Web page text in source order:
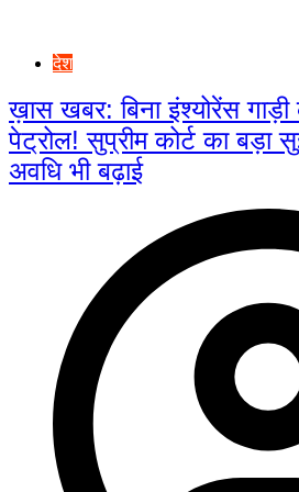
देश
ख़ास खबर: बिना इंश्योरेंस गाड़ी
पेट्रोल! सुप्रीम कोर्ट का बड़ा
अवधि भी बढ़ाई